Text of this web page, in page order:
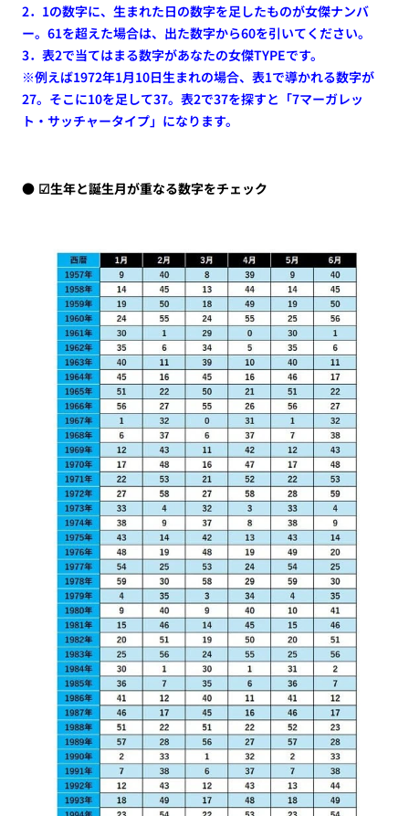
2．1の数字に、生まれた日の数字を足したものが女傑ナンバ
ー。61を超えた場合は、出た数字から60を引いてください。
3．表2で当てはまる数字があなたの女傑TYPEです。
※例えば1972年1月10日生まれの場合、表1で導かれる数字が
27。そこに10を足して37。表2で37を探すと「7マーガレッ
ト・サッチャータイプ」になります。
☑生年と誕生月が重なる数字をチェック